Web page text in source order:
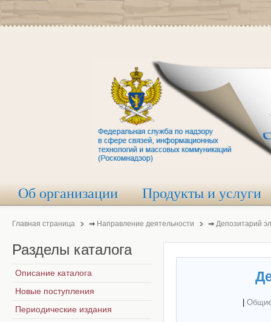
Об организации Продукты и услуги
Главная страница ⇒ Направление деятельности ⇒ Депозитарий
Разделы каталога
Описание каталога
Новые поступления
Периодические издания